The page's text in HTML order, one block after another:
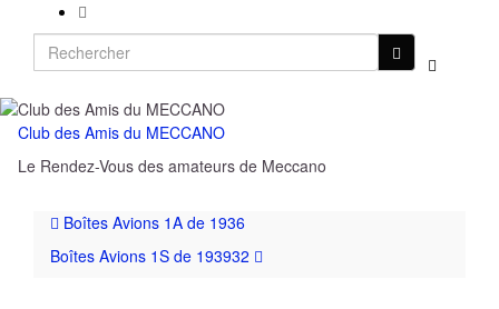
Toggle
Search
for:
Club des Amis du MECCANO
Le Rendez-Vous des amateurs de Meccano
Boîtes Avions 1A de 1936
Boîtes Avions 1S de 193932